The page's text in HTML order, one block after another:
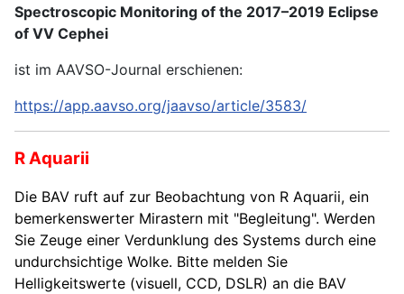
Spectroscopic Monitoring of the 2017–2019 Eclipse
of VV Cephei
ist im AAVSO-Journal erschienen:
https://app.aavso.org/jaavso/article/3583/
R Aquarii
Die BAV ruft auf zur Beobachtung von R Aquarii, ein
bemerkenswerter Mirastern mit "Begleitung". Werden
Sie Zeuge einer Verdunklung des Systems durch eine
undurchsichtige Wolke. Bitte melden Sie
Helligkeitswerte (visuell, CCD, DSLR) an die BAV